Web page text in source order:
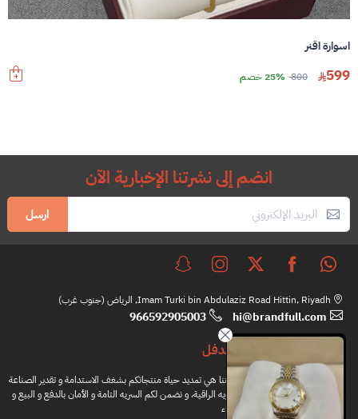
اسوارة اقنر
599
800 25% خصم
انضم إلى نشرتنا الإخبارية الآن
ارسل
Imam Turki bin Abdulaziz Road Hittin, Riyadh, الرياض (جنوب غرب)
hi@brandfull.com
966592905003
براندفل
مهمتنا هي تمديد حياة منتجاتكم بشغف الاستدامة و تقدير الصناعة
اليدويه الراقية، و نضمن لكم السريه التامة و الأمان بالدفع و البيع و
الشراء